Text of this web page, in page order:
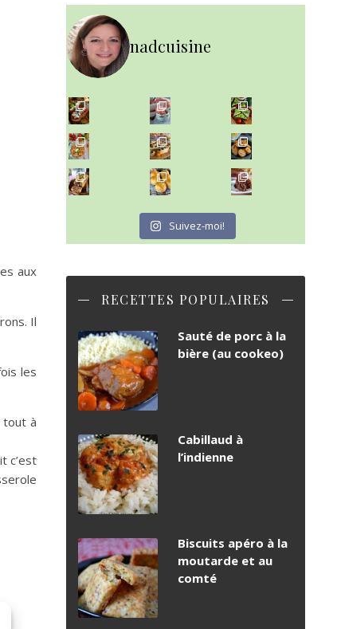
aux
Il
les
tout à
c’est
nadcuisine
~ NICE CREAM À LA FRAISE ~
Presque un mois que
~ SALADE DE PÂTES AUX DEUX TOMATES THON ET BURRA
~ FINANCIERS MYRTILLES ET CITRON ~
Aujourd'hu
~ BUNS MAISON ~
Un peu de boulange par ici au
~ GÂTEAU FONDANT CHOCO NOISETTE ~
C'est lundi
Suivez-moi!
RECETTES POPULAIRES
Sauté de porc à la
bière (au cookeo)
Cabillaud à
l’indienne
Biscuits apéro à la
moutarde et au
comté